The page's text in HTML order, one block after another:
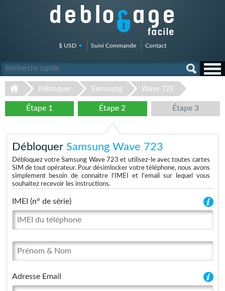
$ USD Suivi Commande Contact
Débloquer Samsung Wave 723
Étape 1 Étape 2 Étape 3
Débloquer Samsung Wave 723
Débloquez votre Samsung Wave 723 et utilisez-le avec toutes cartes
SIM de tout opérateur. Pour désimlocker votre téléphone, nous avons
simplement besoin de connaitre l'IMEI et l'email sur lequel vous
souhaitez recevoir les instructions.
IMEI (n° de série)
Adresse Email